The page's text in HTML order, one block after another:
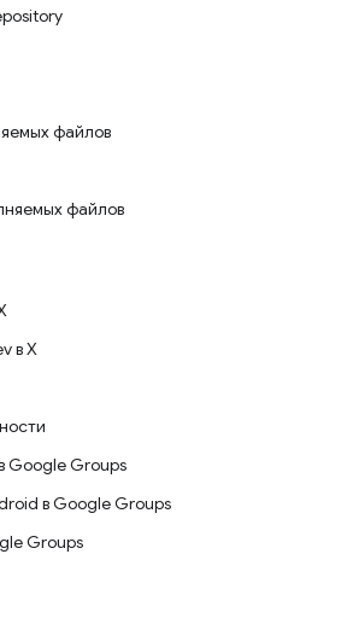
файлов
файлов
в X
Google Groups
в Google Groups
Groups